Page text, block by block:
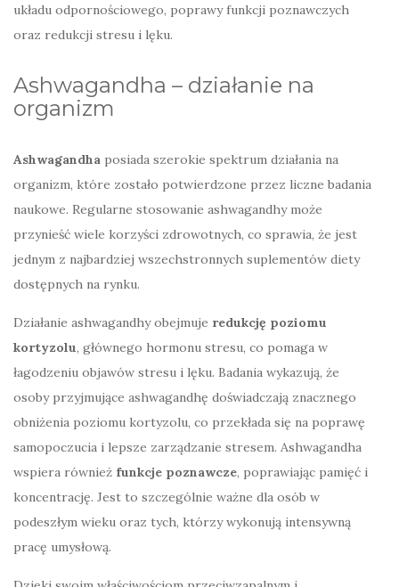
układu odpornościowego, poprawy funkcji poznawczych
oraz redukcji stresu i lęku.
Ashwagandha – działanie na
organizm
Ashwagandha posiada szerokie spektrum działania na
organizm, które zostało potwierdzone przez liczne badania
naukowe. Regularne stosowanie ashwagandhy może
przynieść wiele korzyści zdrowotnych, co sprawia, że jest
jednym z najbardziej wszechstronnych suplementów diety
dostępnych na rynku.
Działanie ashwagandhy obejmuje redukcję poziomu
kortyzolu, głównego hormonu stresu, co pomaga w
łagodzeniu objawów stresu i lęku. Badania wykazują, że
osoby przyjmujące ashwagandhę doświadczają znacznego
obniżenia poziomu kortyzolu, co przekłada się na poprawę
samopoczucia i lepsze zarządzanie stresem. Ashwagandha
wspiera również funkcje poznawcze, poprawiając pamięć i
koncentrację. Jest to szczególnie ważne dla osób w
podeszłym wieku oraz tych, którzy wykonują intensywną
pracę umysłową.